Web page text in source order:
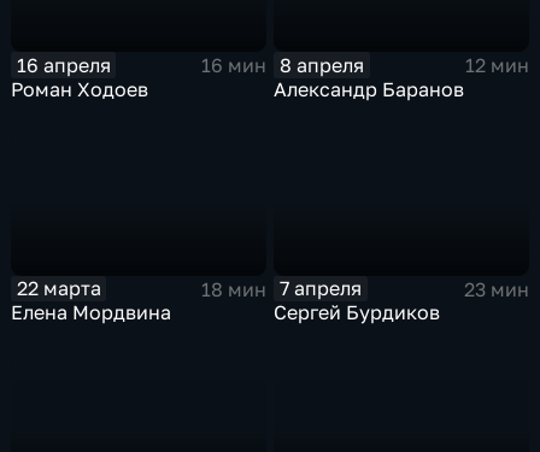
16 апреля
16 мин
Роман Ходоев
8 апреля
12 мин
Александр Баранов
22 марта
18 мин
Елена Мордвина
7 апреля
23 мин
Сергей Бурдиков